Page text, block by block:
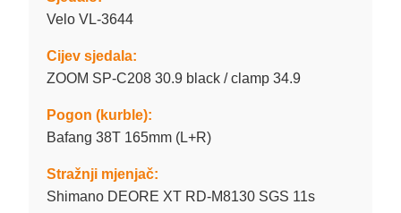
Velo VL-3644
Cijev sjedala:
ZOOM SP-C208 30.9 black / clamp 34.9
Pogon (kurble):
Bafang 38T 165mm (L+R)
Stražnji mjenjač:
Shimano DEORE XT RD-M8130 SGS 11s